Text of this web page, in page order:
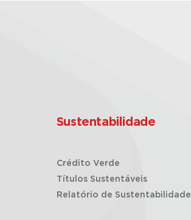
Sustentabilidade
Crédito Verde
Títulos Sustentáveis
Relatório de Sustentabilidade